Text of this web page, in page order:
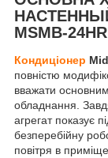
MSMB-
Кондиціонер
повністю
вважати
обладнання.
агрегат показує
безперебійну
повітря в